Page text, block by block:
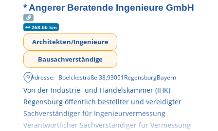
* Angerer Beratende Ingenieure GmbH
268.66 km
Architekten/Ingenieure
Bausachverständige
Adresse: Boelckestraße 38,93051RegensburgBayern
Von der Industrie- und Handelskammer (IHK)
Regensburg öffentlich bestellter und vereidigter
Sachverständiger für Ingenieurvermessung
Verantwortlicher Sachverständiger für Vermessung